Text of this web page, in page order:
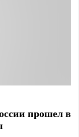
прошел в